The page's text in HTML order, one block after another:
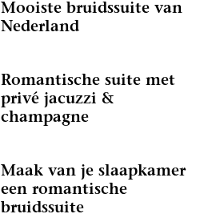
Mooiste bruidssuite van
Nederland
Romantische suite met
privé jacuzzi &
champagne
Maak van je slaapkamer
een romantische
bruidssuite